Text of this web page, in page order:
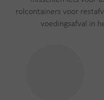
rolcontainers voor
voedingsafval in